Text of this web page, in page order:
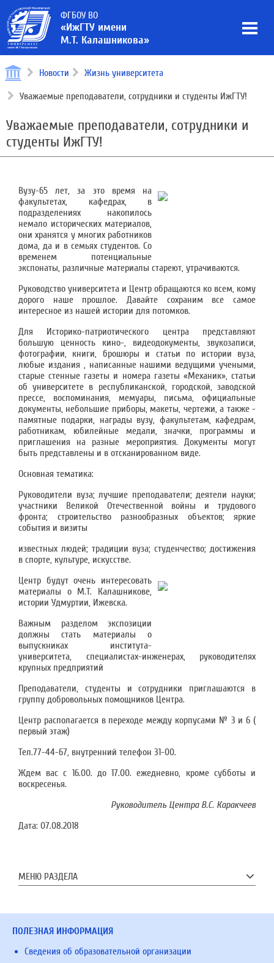
ФГБОУ ВО
«ИжГТУ имени
М.Т. Калашникова»
Новости Жизнь университета
Уважаемые преподаватели, сотрудники и студенты ИжГТУ!
Уважаемые преподаватели, сотрудники и
студенты ИжГТУ!
Вузу-65 лет, за это время на
факультетах, кафедрах, в
подразделениях накопилось
немало исторических материалов,
они хранятся у многих работников
дома, да и в семьях студентов. Со
временем потенциальные
экспонаты, различные материалы стареют, утрачиваются.
Руководство университета и Центр обращаются ко всем, кому
дорого наше прошлое. Давайте сохраним все самое
интересное из нашей истории для потомков.
Для Историко-патриотического центра представляют
большую ценность кино-, видеодокументы, звукозаписи,
фотографии, книги, брошюры и статьи по истории вуза,
любые издания , написанные нашими ведущими учеными,
старые стенные газеты и номера газеты «Механик», статьи
об университете в республиканской, городской, заводской
прессе, воспоминания, мемуары, письма, официальные
документы, небольшие приборы, макеты, чертежи, а также -
памятные подарки, награды вузу, факультетам, кафедрам,
работникам, юбилейные медали, значки, программы и
приглашения на разные мероприятия. Документы могут
быть представлены и в отсканированном виде.
Основная тематика:
Руководители вуза; лучшие преподаватели; деятели науки;
участники Великой Отечественной войны и трудового
фронта; строительство разнообразных объектов; яркие
события и визиты
известных людей; традиции вуза; студенчество; достижения
в спорте, культуре, искусстве.
Центр будут очень интересовать
материалы о М.Т. Калашникове,
истории Удмуртии, Ижевска.
Важным разделом экспозиции
должны стать материалы о
выпускниках института-
университета, специалистах-инженерах, руководителях
крупных предприятий
Преподаватели, студенты и сотрудники приглашаются в
группу добровольных помощников Центра.
Центр располагается в переходе между корпусами № 3 и 6 (
первый этаж)
Тел.77-44-67, внутренний телефон 31-00.
Ждем вас с 16.00. до 17.00. ежедневно, кроме субботы и
воскресенья.
Руководитель Центра В.С. Каракчеев
Дата: 07.08.2018
МЕНЮ РАЗДЕЛА
ПОЛЕЗНАЯ ИНФОРМАЦИЯ
Сведения об образовательной организации